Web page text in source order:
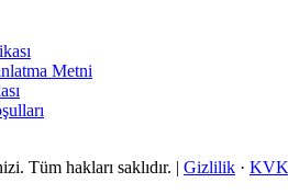
Metni
Tüm hakları saklıdır. | Gizlilik ·